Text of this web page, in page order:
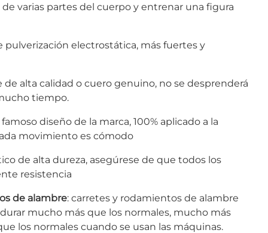
varias partes del cuerpo y entrenar una figura
pulverización electrostática, más fuertes y
de alta calidad o cuero genuino, no se desprenderá
tiempo.
diseño de la marca, 100% aplicado a la
movimiento es cómodo
de alta dureza, asegúrese de que todos los
resistencia
de alambre: carretes y rodamientos de alambre
mucho más que los normales, mucho más
los normales cuando se usan las máquinas.